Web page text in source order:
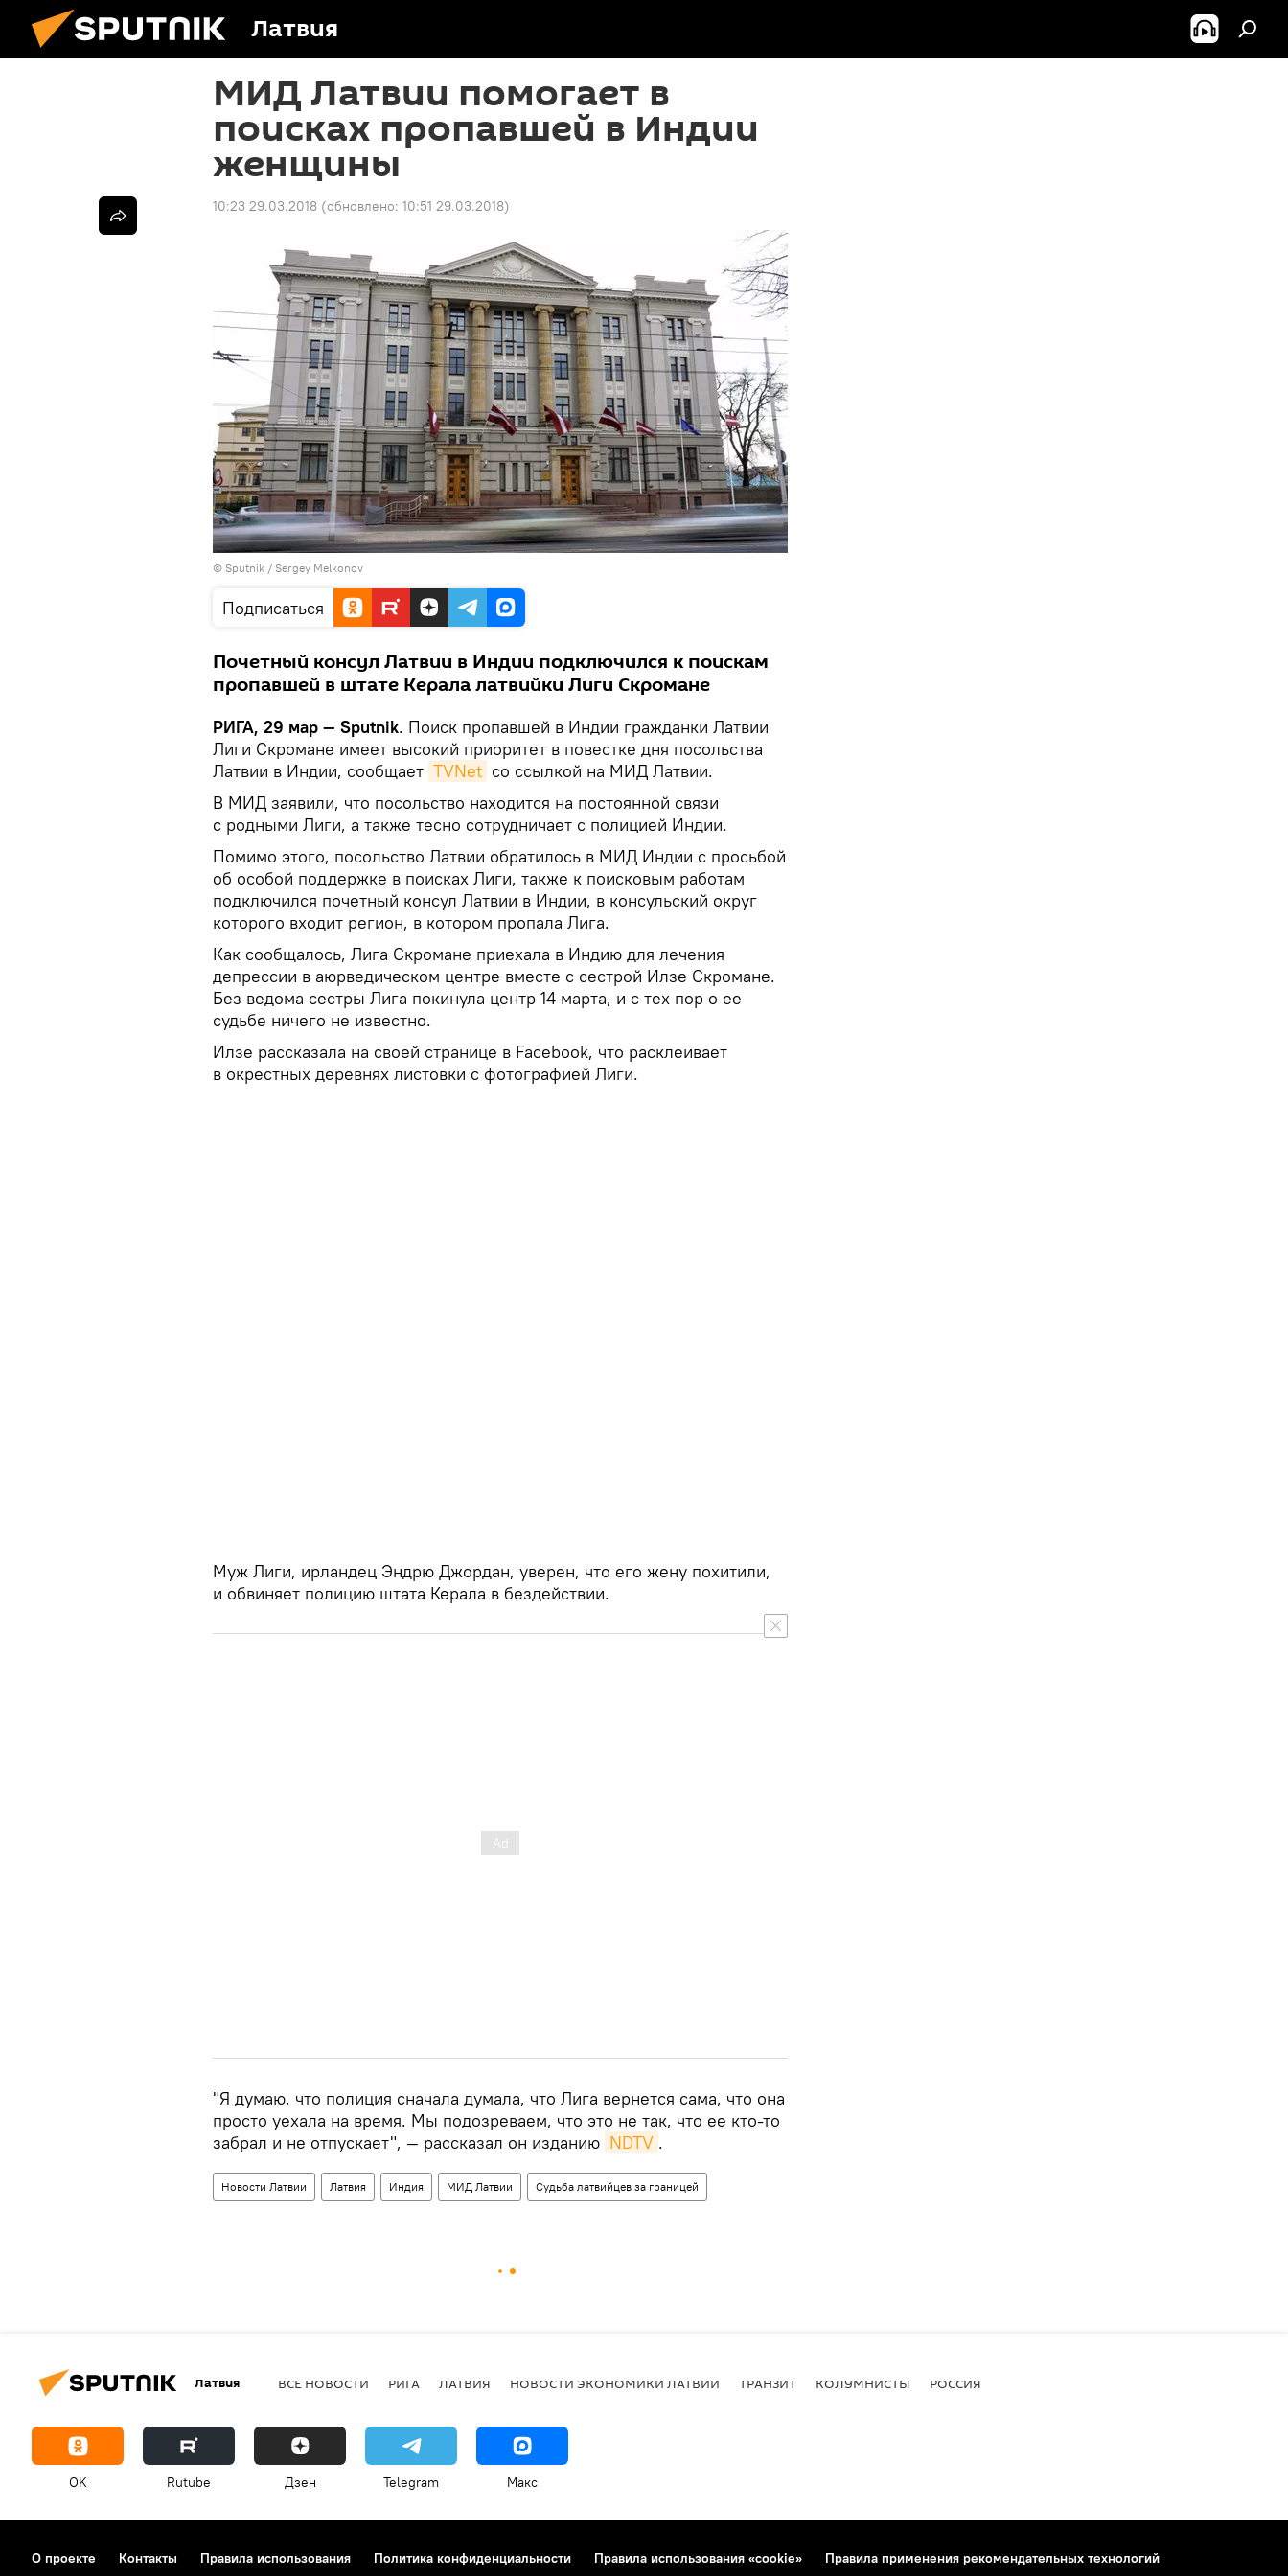
Латвия
МИД Латвии помогает в
поисках пропавшей в Индии
женщины
10:23 29.03.2018 (обновлено: 10:51 29.03.2018)
© Sputnik / Sergey Melkonov
Подписаться
Почетный консул Латвии в Индии подключился к поискам
пропавшей в штате Керала латвийки Лиги Скромане
РИГА, 29 мар — Sputnik. Поиск пропавшей в Индии гражданки Латвии
Лиги Скромане имеет высокий приоритет в повестке дня посольства
Латвии в Индии, сообщает TVNet со ссылкой на МИД Латвии.
В МИД заявили, что посольство находится на постоянной связи
с родными Лиги, а также тесно сотрудничает с полицией Индии.
Помимо этого, посольство Латвии обратилось в МИД Индии с просьбой
об особой поддержке в поисках Лиги, также к поисковым работам
подключился почетный консул Латвии в Индии, в консульский округ
которого входит регион, в котором пропала Лига.
Как сообщалось, Лига Скромане приехала в Индию для лечения
депрессии в аюрведическом центре вместе с сестрой Илзе Скромане.
Без ведома сестры Лига покинула центр 14 марта, и с тех пор о ее
судьбе ничего не известно.
Илзе рассказала на своей странице в Facebook, что расклеивает
в окрестных деревнях листовки с фотографией Лиги.
Муж Лиги, ирландец Эндрю Джордан, уверен, что его жену похитили,
и обвиняет полицию штата Керала в бездействии.
"Я думаю, что полиция сначала думала, что Лига вернется сама, что она
просто уехала на время. Мы подозреваем, что это не так, что ее кто-то
забрал и не отпускает", — рассказал он изданию NDTV .
Новости Латвии Латвия Индия МИД Латвии Судьба латвийцев за границей
Латвия ВСЕ НОВОСТИ РИГА ЛАТВИЯ НОВОСТИ ЭКОНОМИКИ ЛАТВИИ ТРАНЗИТ КОЛУМНИСТЫ РОССИЯ
OK Rutube Дзен Telegram Макс
О проекте Контакты Правила использования Политика конфиденциальности Правила использования «cookie»
Правила применения рекомендательных технологий